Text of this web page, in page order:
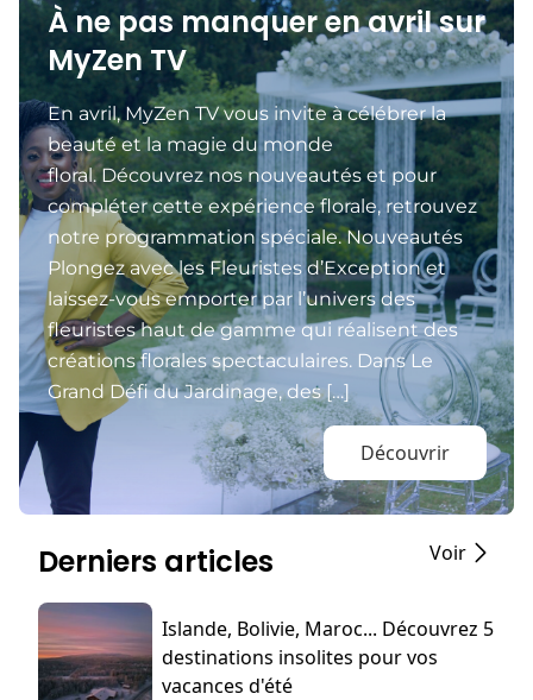
À ne pas manquer en avril sur
MyZen TV
En avril, MyZen TV vous invite à célébrer la
beauté et la magie du monde
floral. Découvrez nos nouveautés et pour
compléter cette expérience florale, retrouvez
notre programmation spéciale. Nouveautés
Plongez avec les Fleuristes d’Exception et
laissez-vous emporter par l’univers des
fleuristes haut de gamme qui réalisent des
créations florales spectaculaires. Dans Le
Grand Défi du Jardinage, des […]
Découvrir
Derniers articles Voir
Islande, Bolivie, Maroc... Découvrez 5
destinations insolites pour vos
vacances d'été